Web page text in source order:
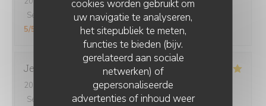
cookies worden gebruikt om
uw navigatie te analyseren,
het sitepubliek te meten,
functies te bieden (bijv.
gerelateerd aan sociale
netwerken) of
gepersonaliseerde
advertenties of inhoud weer
Service
Atmosfeer:5/5 Keuken:5/5 Kwaliteit / Prijs
5/5
Jerome
2026-08-01
- 21:15 - Gasten 4
Service
Atmosfeer: 5/5 Keuken:5/5 Kwaliteit / Prijs
CHEZ GRAND-MÈRE